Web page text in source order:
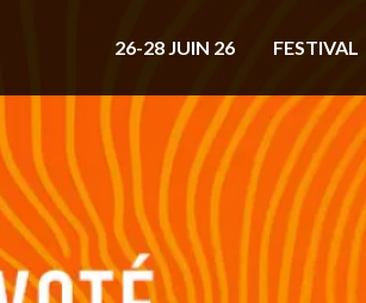
26-28 JUIN 26 FESTIVAL